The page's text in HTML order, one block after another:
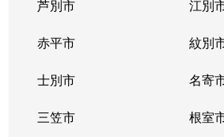
芦別市 江別
赤平市 紋別
士別市 名寄
三笠市 根室